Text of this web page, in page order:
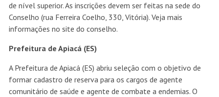
de nível superior. As inscrições devem ser feitas na sede do
Conselho (rua Ferreira Coelho, 330, Vitória). Veja mais
informações no site do conselho.
Prefeitura de Apiacá (ES)
A Prefeitura de Apiacá (ES) abriu seleção com o objetivo de
formar cadastro de reserva para os cargos de agente
comunitário de saúde e agente de combate a endemias. O